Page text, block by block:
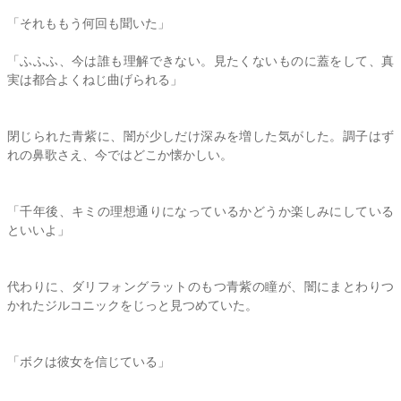
「それももう何回も聞いた」
「ふふふ、今は誰も理解できない。見たくないものに蓋をして、真
実は都合よくねじ曲げられる」
閉じられた青紫に、闇が少しだけ深みを増した気がした。調子はず
れの鼻歌さえ、今ではどこか懐かしい。
「千年後、キミの理想通りになっているかどうか楽しみにしている
といいよ」
代わりに、ダリフォングラットのもつ青紫の瞳が、闇にまとわりつ
かれたジルコニックをじっと見つめていた。
「ボクは彼女を信じている」